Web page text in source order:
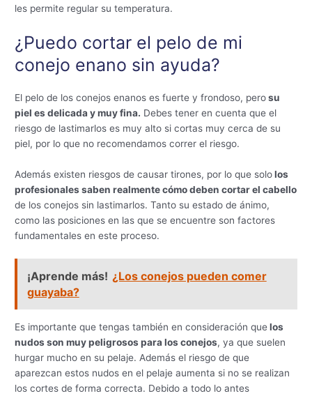
les permite regular su temperatura.
¿Puedo cortar el pelo de mi
conejo enano sin ayuda?
El pelo de los conejos enanos es fuerte y frondoso, perosu
piel es delicada y muy fina. Debes tener en cuenta que el
riesgo de lastimarlos es muy alto si cortas muy cerca de su
piel, por lo que no recomendamos correr el riesgo.
Además existen riesgos de causar tirones, por lo que sololos
profesionales saben realmente cómo deben cortar el cabello
de los conejos sin lastimarlos. Tanto su estado de ánimo,
como las posiciones en las que se encuentre son factores
fundamentales en este proceso.
¡Aprende más! ¿Los conejos pueden comer
guayaba?
Es importante que tengas también en consideración quelos
nudos son muy peligrosos para los conejos, ya que suelen
hurgar mucho en su pelaje. Además el riesgo de que
aparezcan estos nudos en el pelaje aumenta si no se realizan
los cortes de forma correcta. Debido a todo lo antes